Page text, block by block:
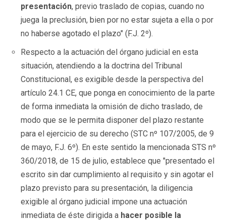
presentación, previo traslado de copias, cuando no
juega la preclusión, bien por no estar sujeta a ella o por
no haberse agotado el plazo" (F.J. 2º).
Respecto a la actuación del órgano judicial en esta
situación, atendiendo a la doctrina del Tribunal
Constitucional, es exigible desde la perspectiva del
artículo 24.1 CE, que ponga en conocimiento de la parte
de forma inmediata la omisión de dicho traslado, de
modo que se le permita disponer del plazo restante
para el ejercicio de su derecho (STC nº 107/2005, de 9
de mayo, F.J. 6º). En este sentido la mencionada STS nº
360/2018, de 15 de julio, establece que "presentado el
escrito sin dar cumplimiento al requisito y sin agotar el
plazo previsto para su presentación, la diligencia
exigible al órgano judicial impone una actuación
inmediata de éste dirigida a hacer posible la